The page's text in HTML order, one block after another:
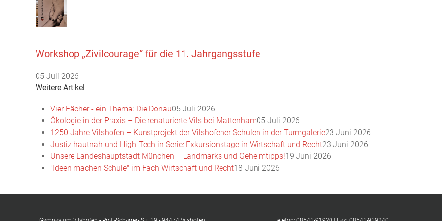
Workshop „Zivilcourage“ für die 11. Jahrgangsstufe
05 Juli 2026
Weitere Artikel
Vier Fächer - ein Thema: Die Donau05 Juli 2026
Ökologie in der Praxis – Die renaturierte Vils bei Mattenham05 Juli 2026
1250 Jahre Vilshofen – Kunstprojekt der Vilshofener Schulen in der Turmgalerie23 Juni 2026
Justiz hautnah und High-Tech in Serie: Exkursionstage in Wirtschaft und Recht23 Juni 2026
Unsere Landeshauptstadt München – Landmarks und Geheimtipps!19 Juni 2026
"Ideen machen Schule" im Fach Wirtschaft und Recht18 Juni 2026